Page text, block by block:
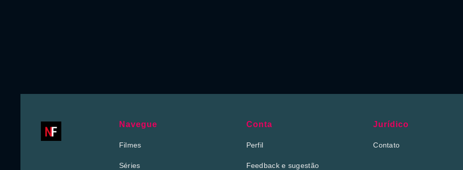
Navegue
Filmes
Séries
Conta
Perfil
Feedback e sugestão
Jurídico
Contato